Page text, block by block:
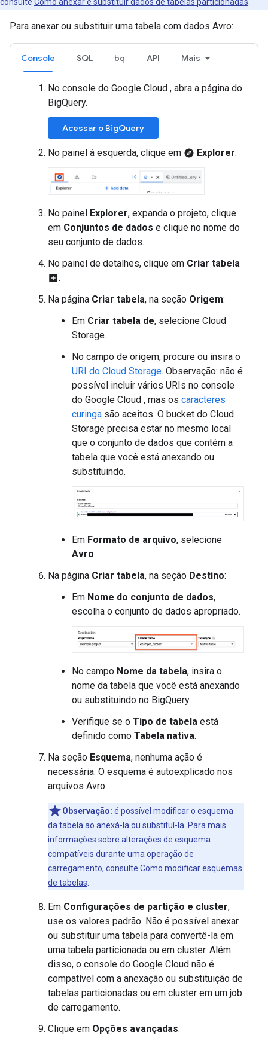
Para anexar ou substituir uma tabela com dados Avro:
Console SQL bq API Mais
No console do Google Cloud , abra a página do
BigQuery.
Acessar o BigQuery
No painel à esquerda, clique em explore Explorer:
No painel Explorer, expanda o projeto, clique
em Conjuntos de dados e clique no nome do
seu conjunto de dados.
No painel de detalhes, clique em Criar tabela
add_box .
Na página Criar tabela, na seção Origem:
Em Criar tabela de, selecione Cloud
Storage.
No campo de origem, procure ou insira o
URI do Cloud Storage. Observação: não é
possível incluir vários URIs no console
do Google Cloud , mas os caracteres
curinga são aceitos. O bucket do Cloud
Storage precisa estar no mesmo local
que o conjunto de dados que contém a
tabela que você está anexando ou
substituindo.
Em Formato de arquivo, selecione
Avro.
Na página Criar tabela, na seção Destino:
Em Nome do conjunto de dados,
escolha o conjunto de dados apropriado.
No campo Nome da tabela, insira o
nome da tabela que você está anexando
ou substituindo no BigQuery.
Verifique se o Tipo de tabela está
definido como Tabela nativa.
Na seção Esquema, nenhuma ação é
necessária. O esquema é autoexplicado nos
arquivos Avro.
Observação: é possível modificar o esquema
da tabela ao anexá-la ou substituí-la. Para mais
informações sobre alterações de esquema
compatíveis durante uma operação de
carregamento, consulte Como modificar esquemas
de tabelas.
Em Configurações de partição e cluster,
use os valores padrão. Não é possível anexar
ou substituir uma tabela para convertê-la em
uma tabela particionada ou em cluster. Além
disso, o console do Google Cloud não é
compatível com a anexação ou substituição de
tabelas particionadas ou em cluster em um job
de carregamento.
Clique em Opções avançadas.